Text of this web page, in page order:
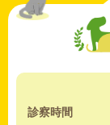
診察時間